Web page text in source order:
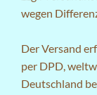
wegen
Der Versand
per DPD,
Deutschland